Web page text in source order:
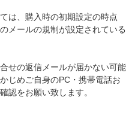
は、購入時の初期設定の時点
メールの規制が設定されている
せの返信メールが届かない可能
じめご自身のPC・携帯電話お
認をお願い致します。